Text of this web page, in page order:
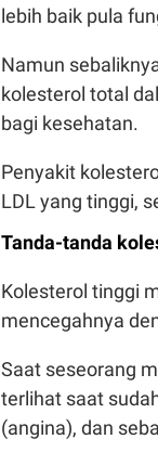
lebih baik pula
Namun
kolesterol total
bagi kesehatan.
Penyakit
LDL yang tinggi,
Tanda-tanda
Kolesterol tinggi
mencegahnya
Saat seseorang
terlihat saat
(angina), dan